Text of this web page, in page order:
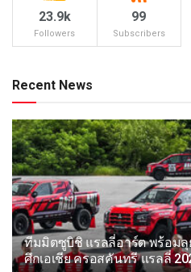
23.9k
Followers
99
Subscribers
Recent News
ทีมมิตซูบิชิ แรลลี่อาร์ต พร้อม
ศึกเอเชีย ครอสคันทรี แรลลี่